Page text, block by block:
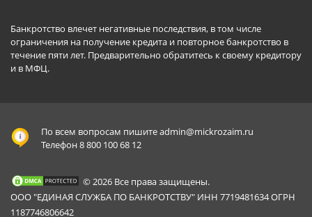
Банкротство влечет негативные последствия, в том числе
ограничения на получение кредита и повторное банкротство в
течение пяти лет. Предварительно обратитесь к своему кредитору
и в МФЦ.
По всем вопросам пишитеadmin@mickrozaim.ru
Телефон 8 800 100 68 12
© 2026 Все права защищены.
ООО "ЕДИНАЯ СЛУЖБА ПО БАНКРОТСТВУ" ИНН 7719481634 ОГРН
1187746806642